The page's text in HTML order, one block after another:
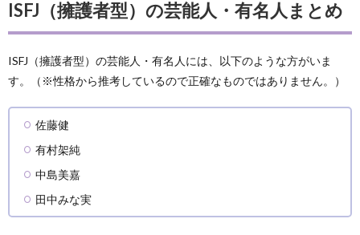
ISFJ（擁護者型）の芸能人・有名人まとめ
ISFJ（擁護者型）の芸能人・有名人には、以下のような方がいま
す。（※性格から推考しているので正確なものではありません。）
佐藤健
有村架純
中島美嘉
田中みな実